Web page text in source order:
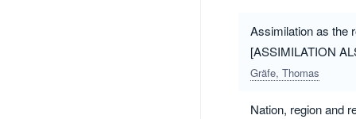
Assimilation as the
[ASSIMILATION
Antisemitismus
Gräfe, Thomas
Nation, region and